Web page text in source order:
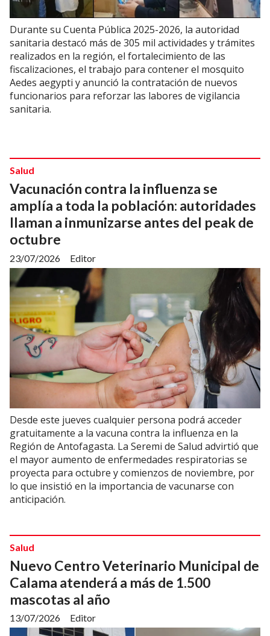
Durante su Cuenta Pública 2025-2026, la autoridad
sanitaria destacó más de 305 mil actividades y trámites
realizados en la región, el fortalecimiento de las
fiscalizaciones, el trabajo para contener el mosquito
Aedes aegypti y anunció la contratación de nuevos
funcionarios para reforzar las labores de vigilancia
sanitaria.
Vacunación contra la influenza se
amplía a toda la población: autoridades
llaman a inmunizarse antes del peak de
octubre
Editor
Salud
23/07/2026
Desde este jueves cualquier persona podrá acceder
gratuitamente a la vacuna contra la influenza en la
Región de Antofagasta. La Seremi de Salud advirtió que
el mayor aumento de enfermedades respiratorias se
proyecta para octubre y comienzos de noviembre, por
lo que insistió en la importancia de vacunarse con
anticipación.
Nuevo Centro Veterinario Municipal de
Calama atenderá a más de 1.500
mascotas al año
Editor
Salud
13/07/2026